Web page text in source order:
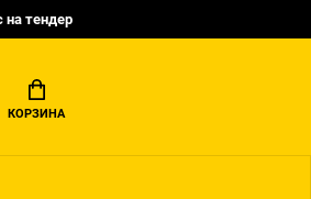
на тендер
КОРЗИНА